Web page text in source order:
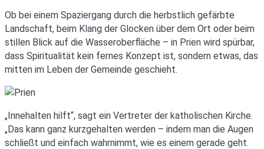
Ob bei einem Spaziergang durch die herbstlich gefärbte
Landschaft, beim Klang der Glocken über dem Ort oder beim
stillen Blick auf die Wasseroberfläche – in Prien wird spürbar,
dass Spiritualität kein fernes Konzept ist, sondern etwas, das
mitten im Leben der Gemeinde geschieht.
„Innehalten hilft“, sagt ein Vertreter der katholischen Kirche.
„Das kann ganz kurzgehalten werden – indem man die Augen
schließt und einfach wahrnimmt, wie es einem gerade geht.